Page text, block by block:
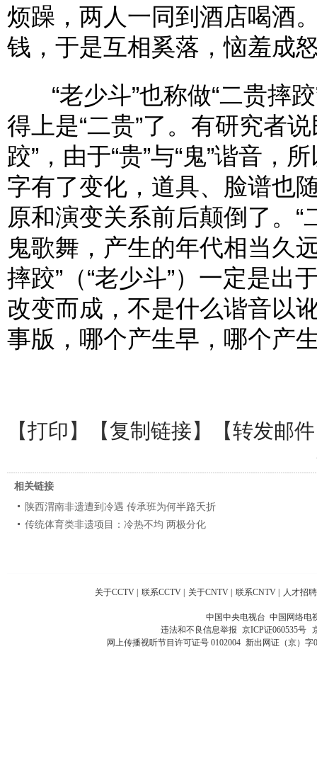
烦躁，两人一同到酒店喝酒
钱，于是互相奚落，恼羞成
“老少斗”也称做“二贵摔跤
得上是“二贵”了。有研究者
跤”，由于“贵”与“鬼”谐音，
字有了变化，道具、脸谱也
原和演变关系前后颠倒了。
鬼歌舞，产生的年代相当久
摔跤”（“老少斗”）一定是出
改变而成，不是什么谐音以
事版，哪个产生早，哪个产
【打印】【复制链接】【转发邮件
相关链接
陕西渭南非遗遭到冷遇 传承班为何半路夭折
传统体育类非遗项目：冷热不均 两极分化
关于CCTV | 联系CCTV | 关于CNTV | 联系CNTV | 人才招聘
中国中央电视台 中国网络电
违法和不良信息举报 京ICP证060535号
网上传播视听节目许可证号 0102004 新出网证（京）